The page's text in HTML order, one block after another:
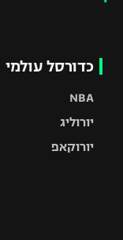
כדורסל עולמי
NBA
יורוליג
יורוקאפ